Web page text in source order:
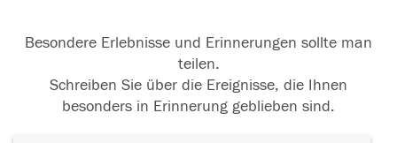
13.04.2018
Besondere Erlebnisse und Erinnerungen sollte man
teilen.
Schreiben Sie über die Ereignisse, die Ihnen
besonders in Erinnerung geblieben sind.